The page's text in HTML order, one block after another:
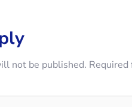
not be published. Required